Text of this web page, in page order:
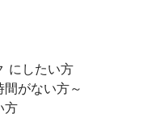
にしたい方
間がない方～
方